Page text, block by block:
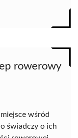
rowerowy
wśród
świadczy o ich